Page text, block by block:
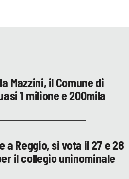
Mazzini, il Comune di
1 milione e 200mila
a Reggio, si vota il 27 e 28
il collegio uninominale